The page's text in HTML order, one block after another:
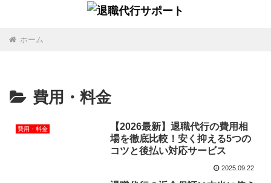
ホーム
費用・料金
費用・料金
【2026最新】退職代行の費用相
場を徹底比較！安く抑える5つの
コツと後払い対応サービス
2025.09.22